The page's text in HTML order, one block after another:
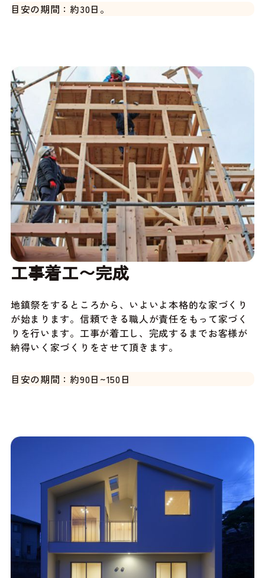
目安の期間：約30日。
工事着工〜完成
地鎮祭をするところから、いよいよ本格的な家づくり
が始まります。信頼できる職人が責任をもって家づく
りを行います。工事が着工し、完成するまでお客様が
納得いく家づくりをさせて頂きます。
目安の期間：約90日~150日